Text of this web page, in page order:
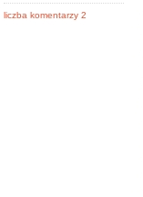
liczba komentarzy 2